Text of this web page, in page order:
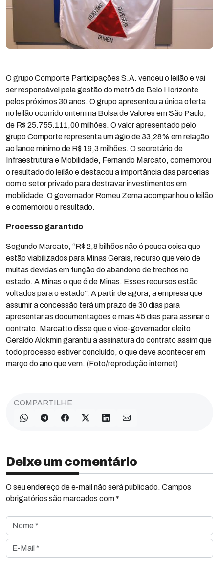
O grupo Comporte Participações S.A. venceu o leilão e vai
ser responsável pela gestão do metrô de Belo Horizonte
pelos próximos 30 anos. O grupo apresentou a única oferta
no leilão ocorrido ontem na Bolsa de Valores em São Paulo,
de R$ 25.755.111,00 milhões. O valor apresentado pelo
grupo Comporte representa um ágio de 33,28% em relação
ao lance mínimo de R$ 19,3 milhões. O secretário de
Infraestrutura e Mobilidade, Fernando Marcato, comemorou
o resultado do leilão e destacou a importância das parcerias
com o setor privado para destravar investimentos em
mobilidade. O governador Romeu Zema acompanhou o leilão
e comemorou o resultado.
Processo garantido
Segundo Marcato, “R$ 2,8 bilhões não é pouca coisa que
estão viabilizados para Minas Gerais, recurso que veio de
multas devidas em função do abandono de trechos no
estado. A Minas o que é de Minas. Esses recursos estão
voltados para o estado”. A partir de agora, a empresa que
assumir a concessão terá um prazo de 30 dias para
apresentar as documentações e mais 45 dias para assinar o
contrato. Marcatto disse que o vice-governador eleito
Geraldo Alckmin garantiu a assinatura do contrato assim que
todo processo estiver concluído, o que deve acontecer em
março do ano que vem. (Foto/reprodução internet)
COMPARTILHE
Deixe um comentário
O seu endereço de e-mail não será publicado. Campos
obrigatórios são marcados com *
Nome *
E-Mail *